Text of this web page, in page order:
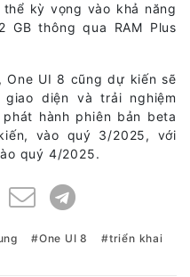
kỳ vọng vào khả năng
GB thông qua RAM Plus
One UI 8 cũng dự kiến sẽ
diện và trải nghiệm
hành phiên bản beta
vào quý 3/2025, với
quý 4/2025.
One UI 8
triển khai